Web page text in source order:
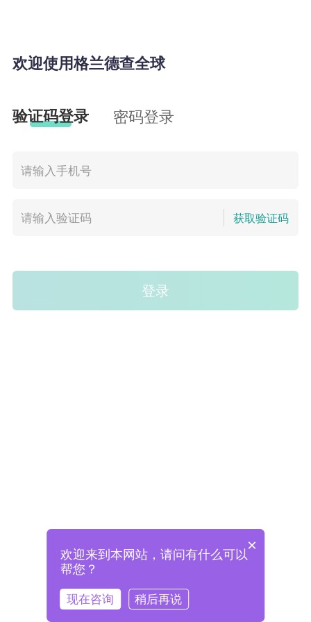
欢迎使用格兰德查全球
验证码登录 密码登录
获取验证码
登录
登录即表示已阅读并同意《格兰德官网用户协议》
×
欢迎来到本网站，请问有什么可以
帮您？
现在咨询 稍后再说